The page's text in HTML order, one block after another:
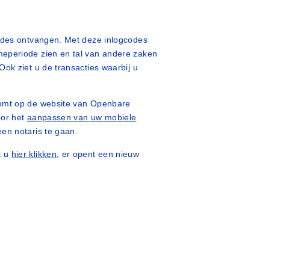
ontvangen. Met deze inlogcodes
zien en tal van andere zaken
ziet u de transacties waarbij u
op de website van Openbare
het aanpassen van uw mobiele
notaris te gaan.
u hier klikken , er opent een nieuw